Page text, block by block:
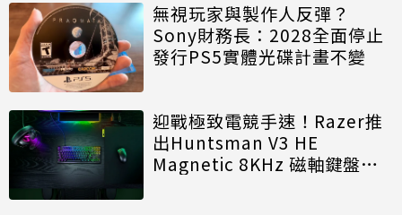
無視玩家與製作人反彈？
Sony財務長：2028全面停止
發行PS5實體光碟計畫不變
迎戰極致電競手速！Razer推
出Huntsman V3 HE
Magnetic 8KHz 磁軸鍵盤效